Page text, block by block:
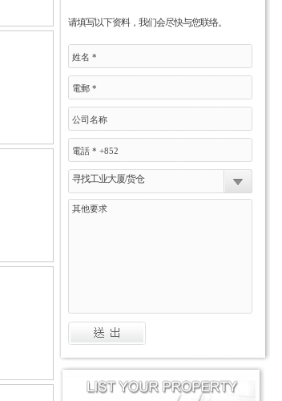
请填写以下资料，我们会尽快与您联络。
寻找工业大厦/货仓